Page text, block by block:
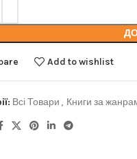
Add to wishlist
Всі Товари , Книги за